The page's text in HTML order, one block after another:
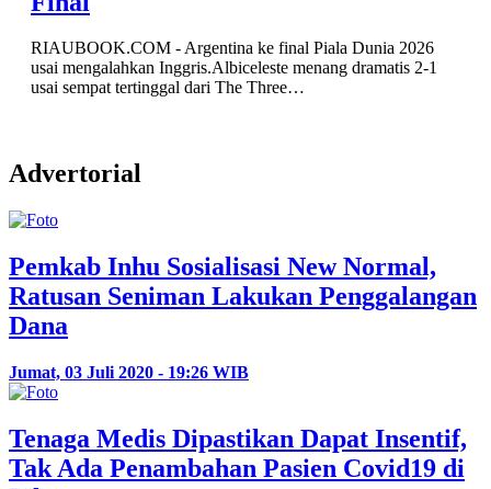
RIAUBOOK.COM - Argentina ke final Piala Dunia 2026
usai mengalahkan Inggris.Albiceleste menang dramatis 2-1
usai sempat tertinggal dari The Three…
Advertorial
Pemkab Inhu Sosialisasi New Normal,
Ratusan Seniman Lakukan Penggalangan
Dana
Jumat, 03 Juli 2020 - 19:26 WIB
Tenaga Medis Dipastikan Dapat Insentif,
Tak Ada Penambahan Pasien Covid19 di